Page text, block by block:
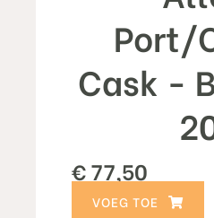
Port/
Cask -
€77,50